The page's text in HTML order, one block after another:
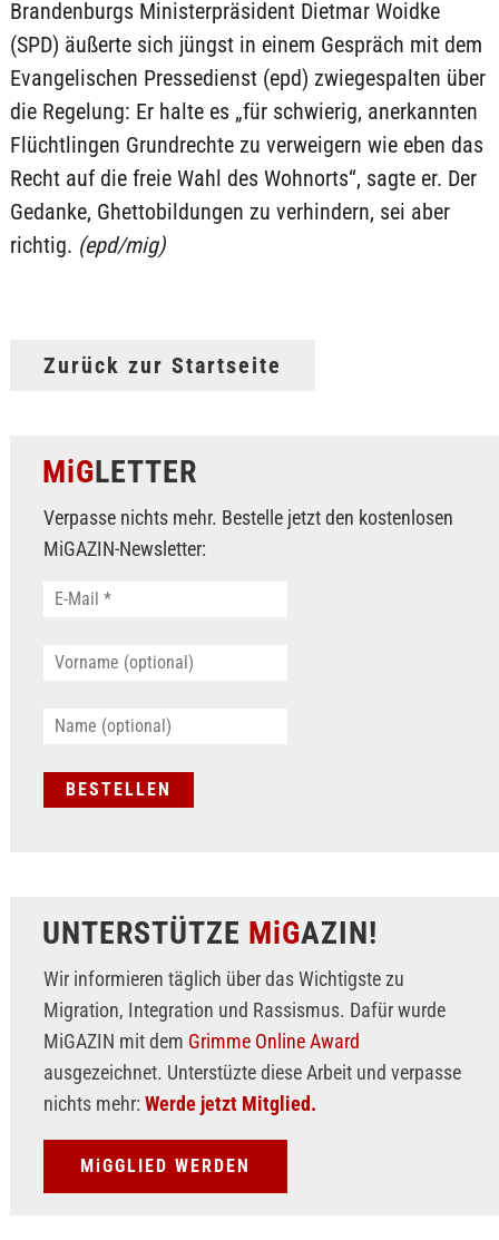
Brandenburgs Ministerpräsident Dietmar Woidke
(SPD) äußerte sich jüngst in einem Gespräch mit dem
Evangelischen Pressedienst (epd) zwiegespalten über
die Regelung: Er halte es „für schwierig, anerkannten
Flüchtlingen Grundrechte zu verweigern wie eben das
Recht auf die freie Wahl des Wohnorts“, sagte er. Der
Gedanke, Ghettobildungen zu verhindern, sei aber
richtig. (epd/mig)
Zurück zur Startseite
MiGLETTER
Verpasse nichts mehr. Bestelle jetzt den kostenlosen
MiGAZIN-Newsletter:
UNTERSTÜTZE MiGAZIN!
Wir informieren täglich über das Wichtigste zu
Migration, Integration und Rassismus. Dafür wurde
MiGAZIN mit dem Grimme Online Award
ausgezeichnet. Unterstüzte diese Arbeit und verpasse
nichts mehr: Werde jetzt Mitglied.
MiGGLIED WERDEN